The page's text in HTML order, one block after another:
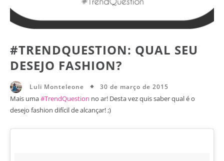
#TRENDQUESTION: QUAL SEU
DESEJO FASHION?
Luli Monteleone 30 de março de 2015
Mais uma#TrendQuestion no ar! Desta vez quis saber qual é o
desejo fashion difícil de alcançar! ;)